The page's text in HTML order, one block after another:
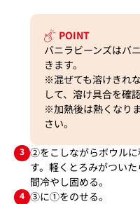
POINT
バニラビーンズはバ
きます。
※混ぜても溶けきれ
して、溶け具合を確
※加熱後は熱くなり
さい。
3 ②をこしながらボウルに
す。軽くとろみがつい
間冷やし固める。
4 ③に①をのせる。